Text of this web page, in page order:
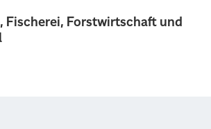
Fischerei, Forstwirtschaft und